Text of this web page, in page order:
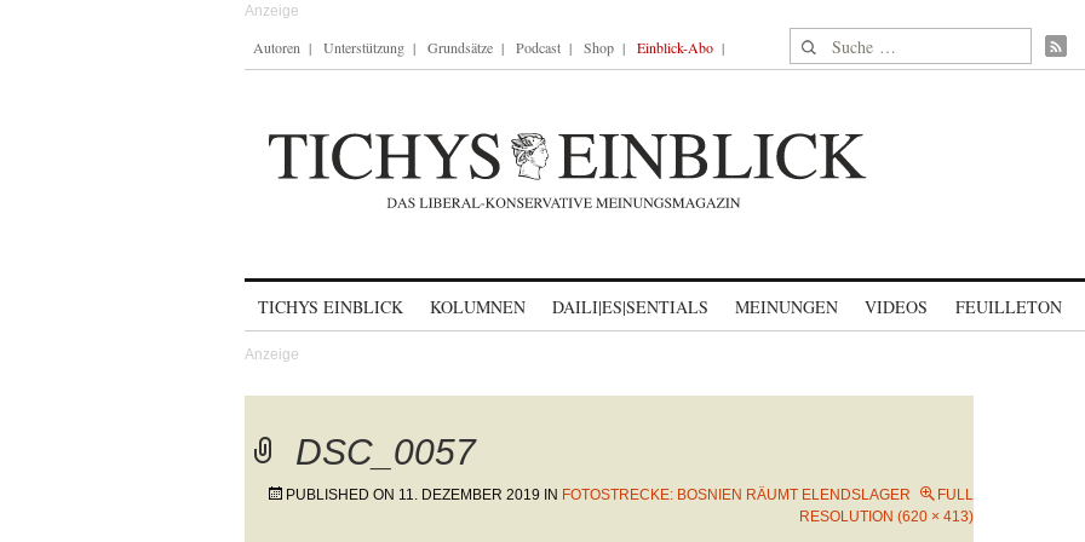
Autoren Unterstützung Grundsätze Podcast Shop Einblick-Abo Suche nach:
TICHYS EINBLICK KOLUMNEN DAILI|ES|SENTIALS MEINUNGEN VIDEOS FEUILLETON
DSC_0057
PUBLISHED ON 11. DEZEMBER 2019 IN FOTOSTRECKE: BOSNIEN RÄUMT ELENDSLAGER
FULL
RESOLUTION (620 × 413)